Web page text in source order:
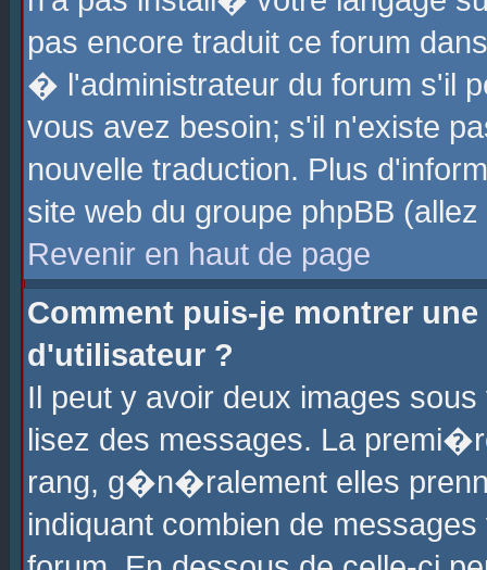
pas encore traduit ce forum
� l'administrateur du forum s'il
vous avez besoin; s'il n'existe
nouvelle traduction. Plus
site web du groupe phpBB
Revenir en haut de page
Comment puis-je montrer
d'utilisateur ?
Il peut y avoir deux images
lisez des messages. La
rang, g�n�ralement elles
indiquant combien de